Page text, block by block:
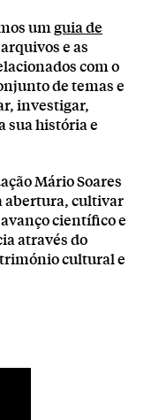
umguia de
e as
com o
de temas e
investigar,
sua história e
Mário Soares
abertura, cultivar
científico e
através do
cultural e